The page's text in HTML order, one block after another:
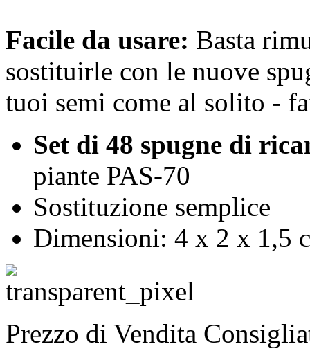
Facile da usare: Basta
sostituirle con le nuove
tuoi semi come al solito -
Set di 48 spugne di
piante PAS-70
Sostituzione semplice
Dimensioni: 4 x 2 x 1,5
Prezzo di Vendita